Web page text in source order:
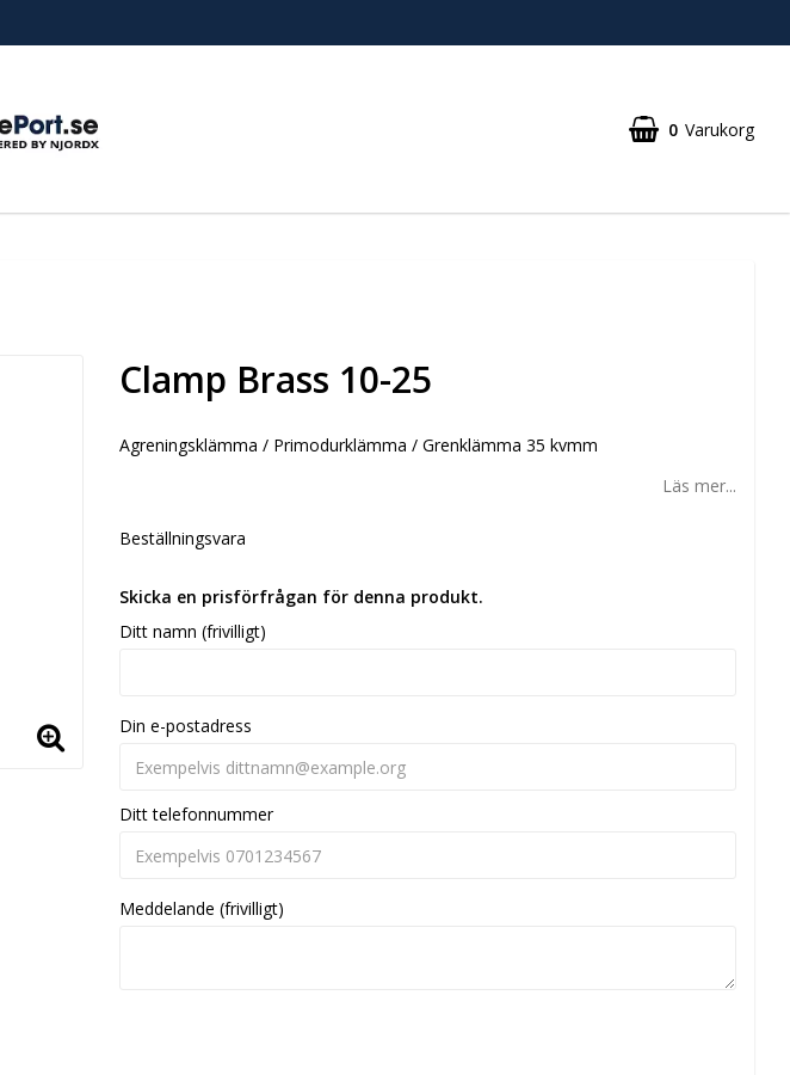
0 Varukorg
Clamp Brass 10-25
Agreningsklämma / Primodurklämma / Grenklämma 35 kvmm
Läs mer...
Beställningsvara
Skicka en prisförfrågan för denna produkt.
Ditt namn (frivilligt)
Din e-postadress
Ditt telefonnummer
Meddelande (frivilligt)